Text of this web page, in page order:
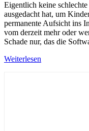
Eigentlich keine
ausgedacht hat, um
permanente Aufsicht ins
vom derzeit mehr oder
Schade nur, das die
Weiterlesen